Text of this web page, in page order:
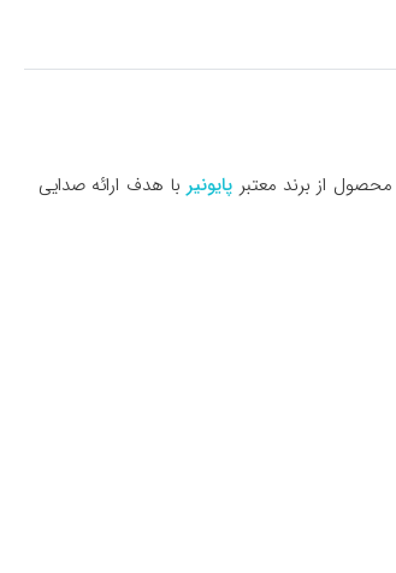
از برند معتبر پایونیربا هدف ارائه صدایی